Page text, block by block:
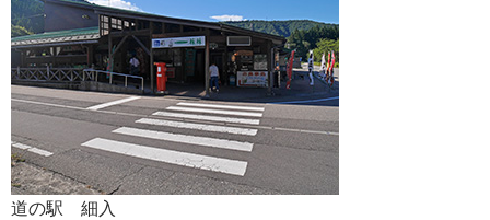
道の駅 細入